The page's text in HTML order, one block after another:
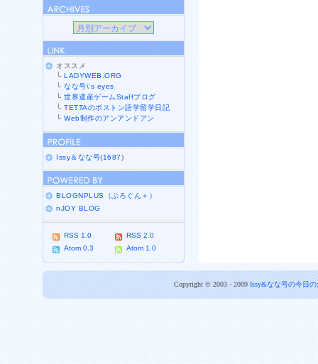
オススメ
└LADYWEB.ORG
└なな号\'s eyes
└世界遺産ゲームStaffブログ
└TETTAのボストン語学留学日記
└Web制作のアンアンドアン
Issy＆なな号(1687)
BLOGNPLUS（ぶろぐん＋）
nJOY BLOG
RSS 1.0
RSS 2.0
Atom 0.3
Atom 1.0
Copyright © 2003 - 2009 Issy&なな号の今日